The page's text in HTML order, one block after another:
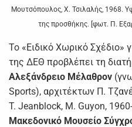
Μουτσόπουλος, Χ. Τσιλαλής, 1968.
της προσθήκης. [φωτ. Π.
Το «Ειδικό Χωρικό Σχέδιο»
της ΔΕΘ προβλέπει τη
Αλεξάνδρειο Μέλαθρον
Sports), αρχιτέκτων Π.
T. Jeanblock, M. Guyon,
Μακεδονικό Μουσείο